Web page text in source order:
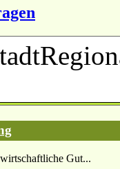
Gut...